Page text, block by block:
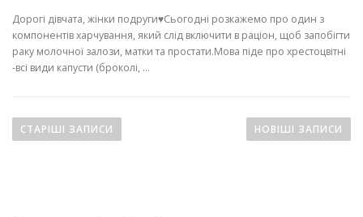
Дорогі дівчата, жінки подруги♥️Сьогодні розкажемо про один з
компонентів харчування, який слід включити в раціон, щоб запобігти
раку молочної залози, матки та простати.Мова піде про хрестоцвітні
-всі види капусти (броколі, …
СТАРІШІ ЗАПИСИ НОВІШІ ЗАПИСИ